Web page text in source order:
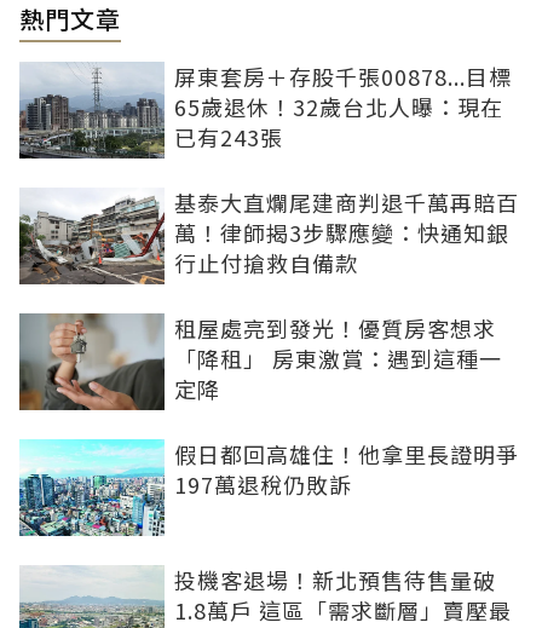
熱門文章
屏東套房＋存股千張00878...目標
65歲退休！32歲台北人曝：現在
已有243張
基泰大直爛尾建商判退千萬再賠百
萬！律師揭3步驟應變：快通知銀
行止付搶救自備款
租屋處亮到發光！優質房客想求
「降租」 房東激賞：遇到這種一
定降
假日都回高雄住！他拿里長證明爭
197萬退稅仍敗訴
投機客退場！新北預售待售量破
1.8萬戶 這區「需求斷層」賣壓最